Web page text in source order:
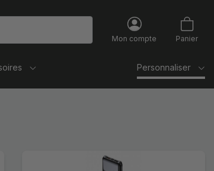
Mon compte Panier
Personnaliser